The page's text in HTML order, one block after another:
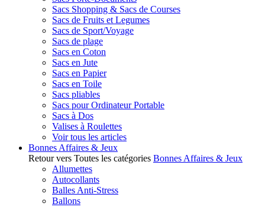
Sacs Shopping & Sacs de Courses
Sacs de Fruits et Legumes
Sacs de Sport/Voyage
Sacs de plage
Sacs en Coton
Sacs en Jute
Sacs en Papier
Sacs en Toile
Sacs pliables
Sacs pour Ordinateur Portable
Sacs à Dos
Valises à Roulettes
Voir tous les articles
Bonnes Affaires & Jeux
Retour vers Toutes les catégories Bonnes Affaires & Jeux
Allumettes
Autocollants
Balles Anti-Stress
Ballons